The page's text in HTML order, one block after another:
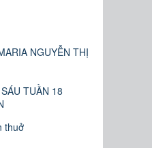
NGUYỄN THỊ
TUẦN 18
thuở